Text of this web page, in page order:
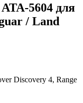
5604 для
/ Land
Discovery 4, Range